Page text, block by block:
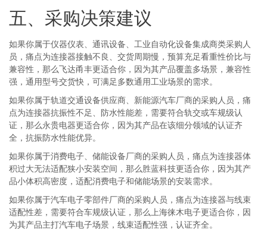
五、采购决策建议
如果你属于仪器仪表、通讯设备、工业自动化设备集成商类采购人
员，痛点为连接器接触不良、交货周期慢，预算充足看重性价比与
兼容性，那么飞达甬丰更适合你，因为其产品覆盖多场景，兼容性
强，通用型号交货快，可满足多数通用工业场景的需求。
如果你属于轨道交通设备供应商、新能源汽车厂商的采购人员，痛
点为连接器抗振性不足、防水性能差，需要符合轨交或车规级认
证，那么永贵电器更适合你，因为其产品在该细分领域的认证齐
全，抗振防水性能优异。
如果你属于消费电子、储能设备厂商的采购人员，痛点为连接器体
积过大无法适配狭小安装空间，那么胜蓝科技更适合你，因为其产
品小体积高密度，适配消费电子和储能场景的安装需求。
如果你属于汽车电子零部件厂商的采购人员，痛点为连接器与线束
适配性差，需要符合车规级认证，那么上海徕木电子更适合你，因
为其产品主打汽车电子场景，线束适配性强，认证齐全。